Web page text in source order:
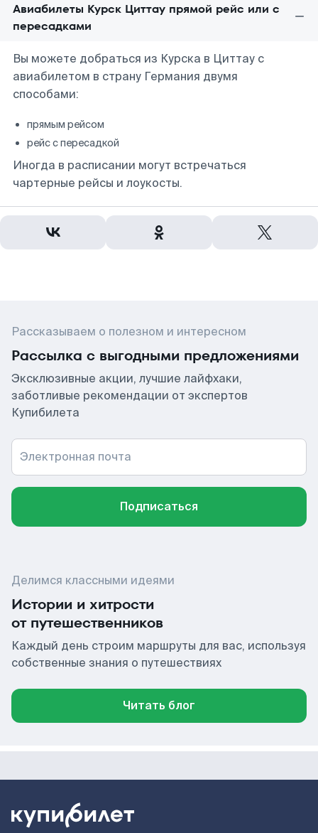
Авиабилеты Курск Циттау прямой рейс или с
пересадками
Вы можете добраться из Курска в Циттау с
авиабилетом в страну Германия двумя
способами:
прямым рейсом
рейс с пересадкой
Иногда в расписании могут встречаться
чартерные рейсы и лоукосты.
Рассказываем о полезном и интересном
Рассылка с выгодными предложениями
Эксклюзивные акции, лучшие лайфхаки,
заботливые рекомендации от экспертов
Купибилета
Электронная почта
Подписаться
Делимся классными идеями
Истории и хитрости
от путешественников
Каждый день строим маршруты для вас, используя
собственные знания о путешествиях
Читать блог